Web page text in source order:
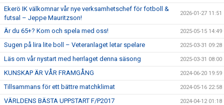
Ekerö IK välkomnar vår nye verksamhetschef för fotboll &
futsal – Jeppe Mauritzson!
2026-01-27 11:51
Är du 65+? Kom och spela med oss! 2025-05-15 14:49
Sugen på lira lite boll – Veteranlaget letar spelare 2025-03-31 09:28
Läs om vår nystart med herrlaget denna säsong 2025-03-31 08:00
KUNSKAP ÄR VÅR FRAMGÅNG 2024-06-20 19:59
Tillsammans för ett bättre matchklimat 2024-05-16 22:58
VÄRLDENS BÄSTA UPPSTART F/P2017 2024-04-12 01:18